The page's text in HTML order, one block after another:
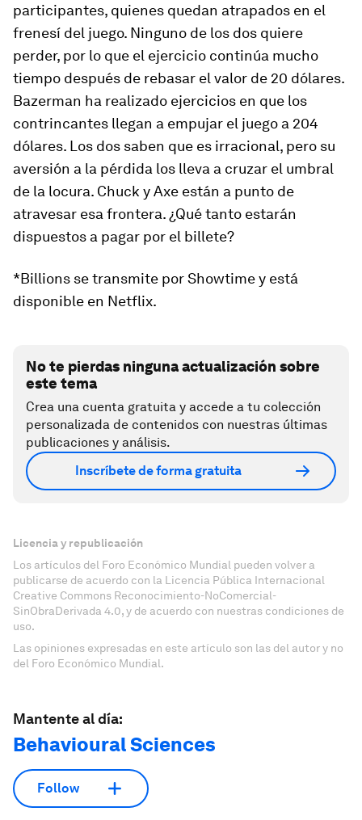
participantes, quienes quedan atrapados en el
frenesí del juego. Ninguno de los dos quiere
perder, por lo que el ejercicio continúa mucho
tiempo después de rebasar el valor de 20 dólares.
Bazerman ha realizado ejercicios en que los
contrincantes llegan a empujar el juego a 204
dólares. Los dos saben que es irracional, pero su
aversión a la pérdida los lleva a cruzar el umbral
de la locura. Chuck y Axe están a punto de
atravesar esa frontera. ¿Qué tanto estarán
dispuestos a pagar por el billete?
*Billions se transmite por Showtime y está
disponible en Netflix.
No te pierdas ninguna actualización sobre
este tema
Crea una cuenta gratuita y accede a tu colección
personalizada de contenidos con nuestras últimas
publicaciones y análisis.
Inscríbete de forma gratuita
Licencia y republicación
Los artículos del Foro Económico Mundial pueden volver a
publicarse de acuerdo con la Licencia Pública Internacional
Creative Commons Reconocimiento-NoComercial-
SinObraDerivada 4.0, y de acuerdo con nuestras condiciones de
uso.
Las opiniones expresadas en este artículo son las del autor y no
del Foro Económico Mundial.
Mantente al día:
Behavioural Sciences
Follow